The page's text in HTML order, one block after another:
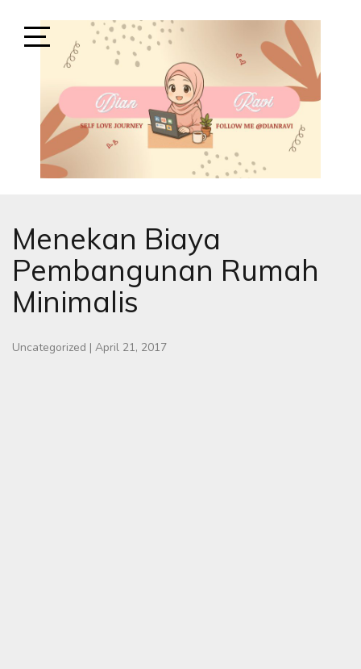
Open
Sidebar
Menekan Biaya
Pembangunan Rumah
Minimalis
Uncategorized | April 21, 2017